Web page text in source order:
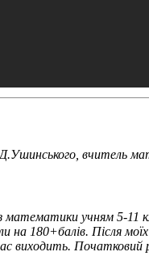
вчитель
учням 5-11
180+балів. Після
виходить.